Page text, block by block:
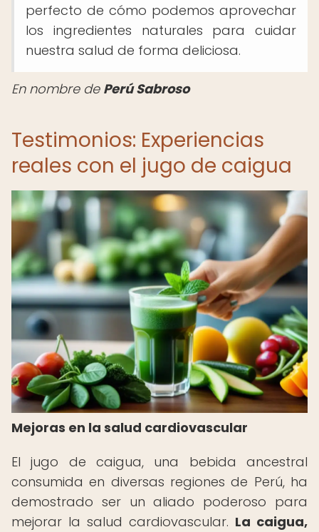
perfecto de cómo podemos aprovechar
los ingredientes naturales para cuidar
nuestra salud de forma deliciosa.
En nombre de Perú Sabroso
Testimonios: Experiencias
reales con el jugo de caigua
Mejoras en la salud cardiovascular
El jugo de caigua, una bebida ancestral
consumida en diversas regiones de Perú, ha
demostrado ser un aliado poderoso para
mejorar la salud cardiovascular. La caigua,